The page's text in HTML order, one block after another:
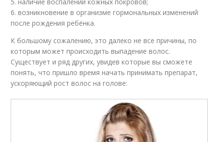
6. возникновение в организме гормональных изменений
после рождения ребёнка.
К большому сожалению, это далеко не все причины, по
которым может происходить выпадение волос.
Существует и ряд других, увидев которые вы сможете
понять, что пришло время начать принимать препарат,
ускоряющий рост волос на голове: